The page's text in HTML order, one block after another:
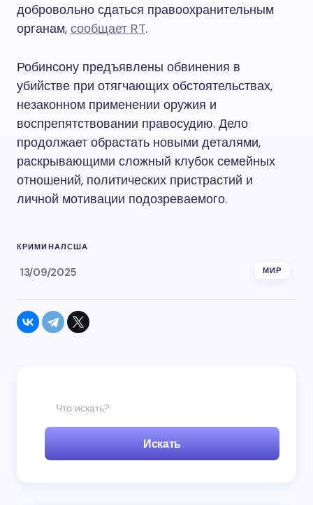
добровольно сдаться правоохранительным
органам, сообщает RT.
Робинсону предъявлены обвинения в
убийстве при отягчающих обстоятельствах,
незаконном применении оружия и
воспрепятствовании правосудию. Дело
продолжает обрастать новыми деталями,
раскрывающими сложный клубок семейных
отношений, политических пристрастий и
личной мотивации подозреваемого.
КРИМИНАЛСША
13/09/2025 МИР
Искать